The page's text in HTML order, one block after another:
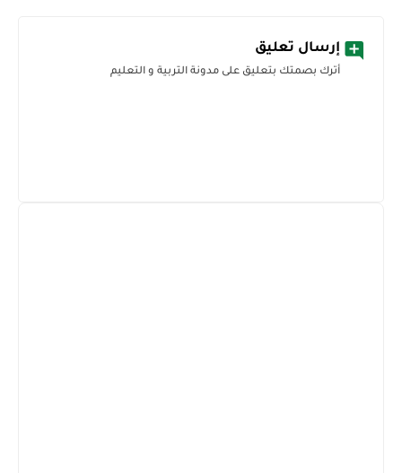
إرسال تعليق
أترك بصمتك بتعليق على مدونة التربية و التعليم